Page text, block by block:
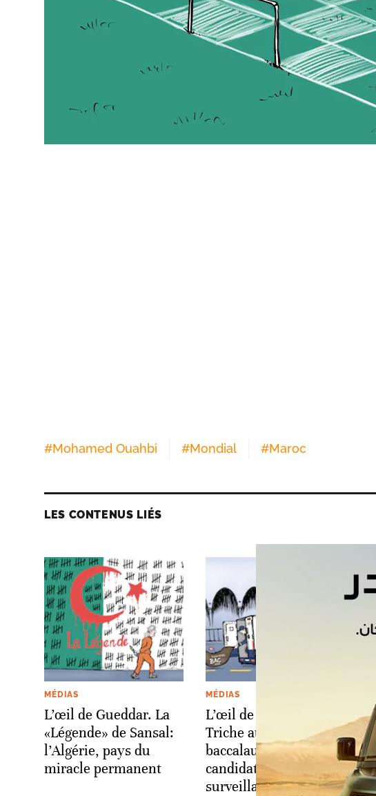
#Mohamed Ouahbi #Mondial #Maroc
LES CONTENUS LIÉS
MÉDIAS
L’œil de Gueddar. La
«Légende» de Sansal:
l’Algérie, pays du
miracle permanent
MÉDIAS
L’œil de Gueddar.
Triche au
baccalauréat: les
candidats sous haute
surveillance